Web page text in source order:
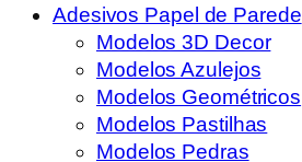
Adesivos Papel de Parede
Modelos 3D Decor
Modelos Azulejos
Modelos Geométricos
Modelos Pastilhas
Modelos Pedras